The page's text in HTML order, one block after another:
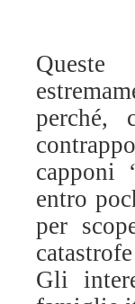
capponi
entro
per
Gli